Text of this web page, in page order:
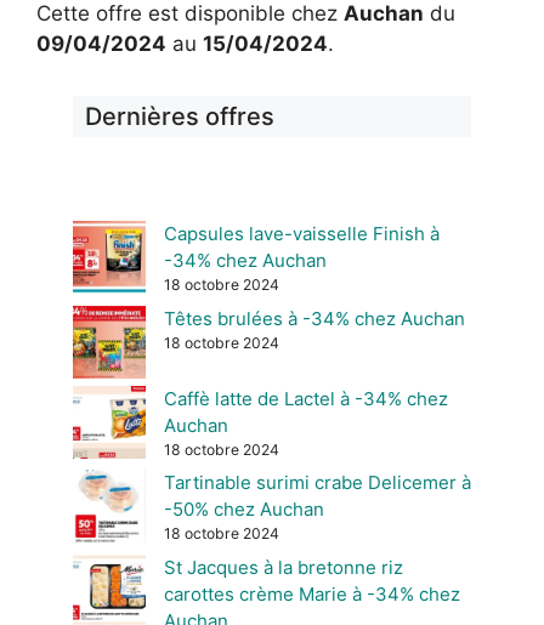
Cette offre est disponible chez Auchan du
09/04/2024 au 15/04/2024.
Dernières offres
Capsules lave-vaisselle Finish à
-34% chez Auchan
18 octobre 2024
Têtes brulées à -34% chez Auchan
18 octobre 2024
Caffè latte de Lactel à -34% chez
Auchan
18 octobre 2024
Tartinable surimi crabe Delicemer à
-50% chez Auchan
18 octobre 2024
St Jacques à la bretonne riz
carottes crème Marie à -34% chez
Auchan